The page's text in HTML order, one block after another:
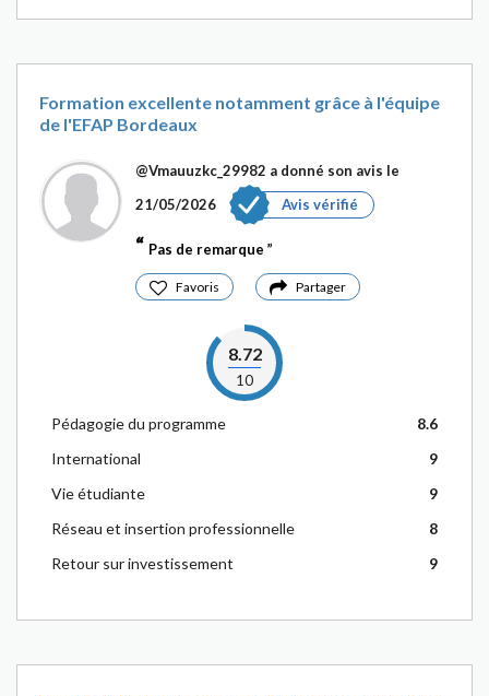
Formation excellente notamment grâce à l'équipe
de l'EFAP Bordeaux
@Vmauuzkc_29982 a donné son avis le
21/05/2026
Avis vérifié
Pas de remarque
Favoris Partager
8.72
10
Pédagogie du programme
8.6
International
9
Vie étudiante
9
Réseau et insertion professionnelle
8
Retour sur investissement
9